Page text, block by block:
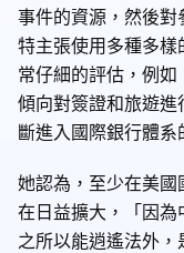
事件的資源，然後
特主張使用多種多
常仔細的評估，例
傾向對簽證和旅遊
斷進入國際銀行體系
她認為，至少在美
在日益擴大，「因
之所以能逍遙法外